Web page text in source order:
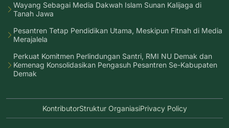
Wayang Sebagai Media Dakwah Islam Sunan Kalijaga di
Tanah Jawa
Pesantren Tetap Pendidikan Utama, Meskipun Fitnah di Media
Merajalela
Perkuat Komitmen Perlindungan Santri, RMI NU Demak dan
Kemenag Konsolidasikan Pengasuh Pesantren Se-Kabupaten
Demak
KontributorStruktur OrganiasiPrivacy Policy